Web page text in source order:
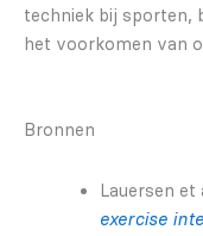
techniek bij sporten,
het voorkomen van
Bronnen
Lauersen et
exercise